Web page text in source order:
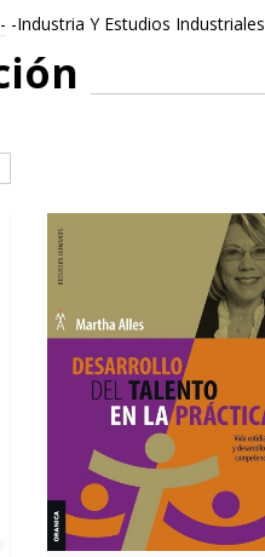
- -Industria Y Estudios Industriales